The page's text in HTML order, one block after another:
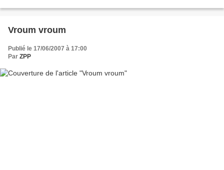
Vroum vroum
Publié le 17/06/2007 à 17:00
Par ZPP